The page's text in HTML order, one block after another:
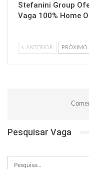
Stefanini Group
Vaga 100% Home
ANTERIOR PRÓXIMO
Pesquisar Vaga